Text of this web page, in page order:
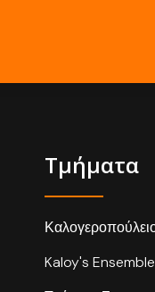
Τμήματα
Kaloy's Ensemble